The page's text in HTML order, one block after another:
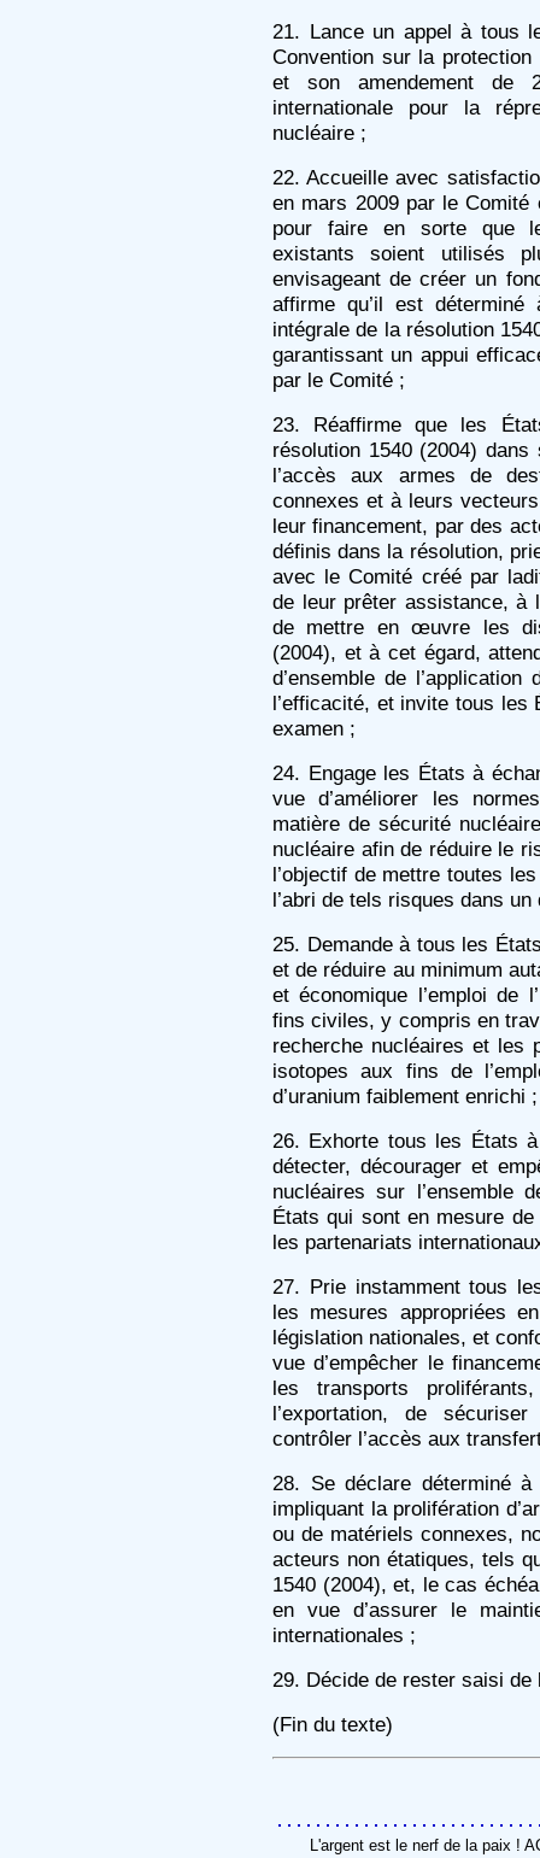
21. Lance un appel à tous
Convention sur la
et son amendement de
internationale pour la
nucléaire ;
22. Accueille avec
en mars 2009 par le Comité
pour faire en sorte que
existants soient utilisés
envisageant de créer un
affirme qu’il est
intégrale de la résolution
garantissant un appui
par le Comité ;
23. Réaffirme que les
résolution 1540 (2004) dans
l’accès aux armes de
connexes et à leurs
leur financement, par des
définis dans la résolution,
avec le Comité créé par
de leur prêter assistance, à
de mettre en œuvre les
(2004), et à cet égard,
d’ensemble de
l’efficacité, et invite tous
examen ;
24. Engage les États à
vue d’améliorer les
matière de sécurité
nucléaire afin de réduire le
l’objectif de mettre toutes
l’abri de tels risques dans
25. Demande à tous les
et de réduire au minimum
et économique l’emploi de
fins civiles, y compris en
recherche nucléaires et les
isotopes aux fins de
d’uranium faiblement enrichi ;
26. Exhorte tous les États
détecter, décourager et
nucléaires sur l’ensemble
États qui sont en mesure
les partenariats
27. Prie instamment tous
les mesures appropriées
législation nationales, et
vue d’empêcher le
les transports
l’exportation, de
contrôler l’accès aux
28. Se déclare déterminé
impliquant la prolifération
ou de matériels connexes,
acteurs non étatiques, tels
1540 (2004), et, le cas
en vue d’assurer le
internationales ;
29. Décide de rester saisi de
(Fin du texte)
L'argent est le nerf de la paix !